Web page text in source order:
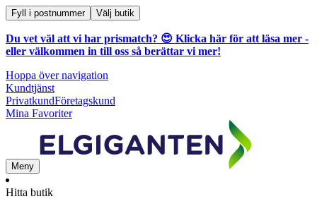
Fyll i postnummer Välj butik
Du vet väl att vi har prismatch? 😍 Klicka här för att läsa mer -
eller välkommen in till oss så berättar vi mer!
Hoppa över navigation
Kundtjänst
PrivatkundFöretagskund
Mina Favoriter
Meny
Hitta butik